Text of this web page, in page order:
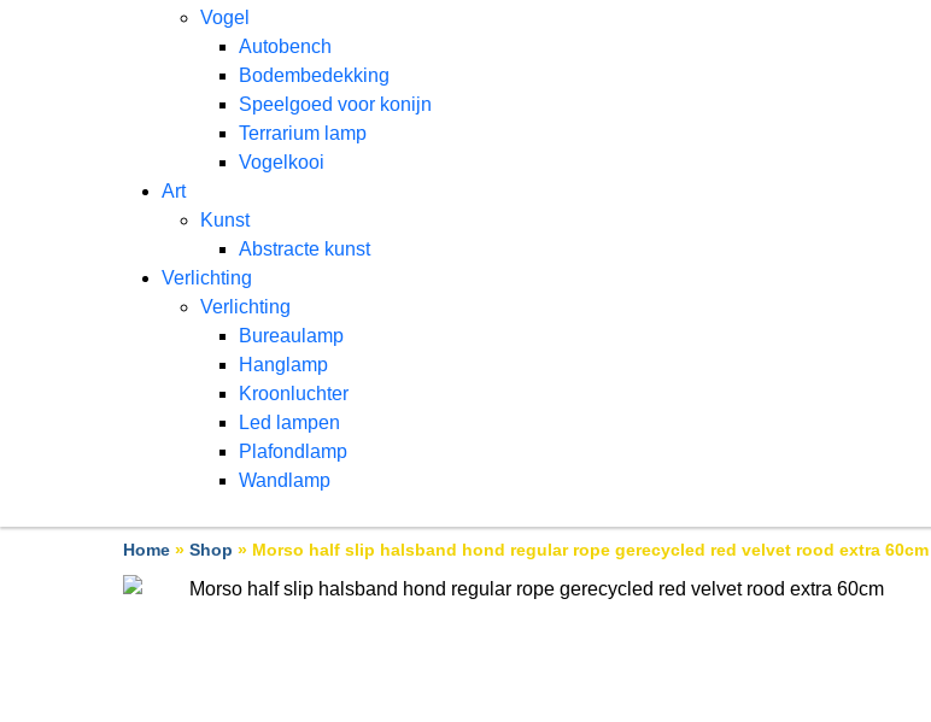
Vogel
Autobench
Bodembedekking
Speelgoed voor konijn
Terrarium lamp
Vogelkooi
Art
Kunst
Abstracte kunst
Verlichting
Verlichting
Bureaulamp
Hanglamp
Kroonluchter
Led lampen
Plafondlamp
Wandlamp
Home » Shop » Morso half slip halsband hond regular rope gerecycled red velvet rood extra 60cm